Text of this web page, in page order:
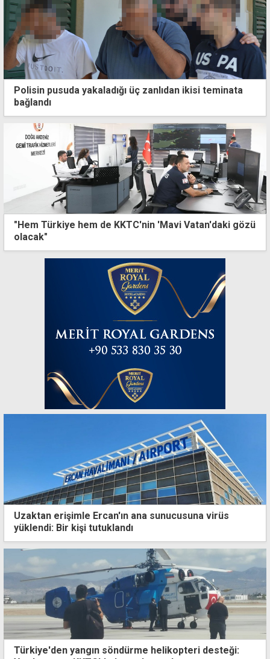
Polisin pusuda yakaladığı üç zanlıdan ikisi teminata
bağlandı
"Hem Türkiye hem de KKTC'nin 'Mavi Vatan'daki gözü
olacak"
Uzaktan erişimle Ercan'ın ana sunucusuna virüs
yüklendi: Bir kişi tutuklandı
Türkiye'den yangın söndürme helikopteri desteği: